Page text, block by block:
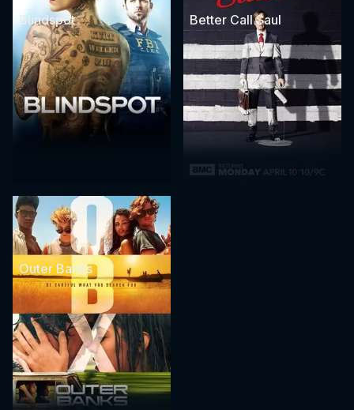
Blindspot Better Call Saul
Outer Banks